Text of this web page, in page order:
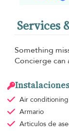
Services
Something
Concierge can
Air conditioning
Armario
Articulos de